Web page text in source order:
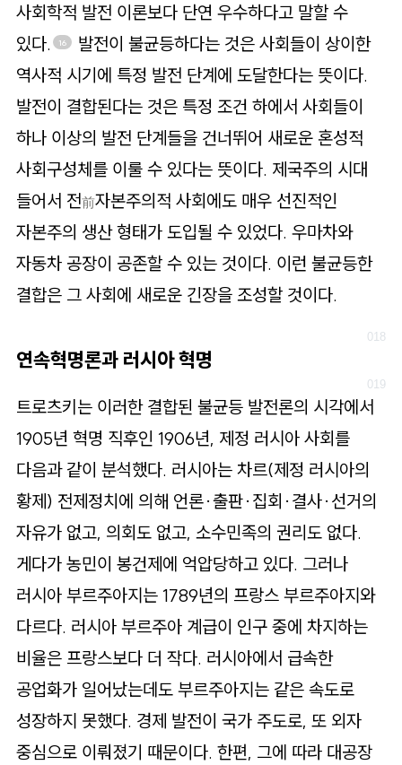
사회학적 발전 이론보다 단연 우수하다고 말할 수
있다.
16
발전이 불균등하다는 것은 사회들이 상이한
역사적 시기에 특정 발전 단계에 도달한다는 뜻이다.
발전이 결합된다는 것은 특정 조건 하에서 사회들이
하나 이상의 발전 단계들을 건너뛰어 새로운 혼성적
사회구성체를 이룰 수 있다는 뜻이다. 제국주의 시대
들어서 전前자본주의적 사회에도 매우 선진적인
자본주의 생산 형태가 도입될 수 있었다. 우마차와
자동차 공장이 공존할 수 있는 것이다. 이런 불균등한
결합은 그 사회에 새로운 긴장을 조성할 것이다.
연속혁명론과 러시아 혁명
트로츠키는 이러한 결합된 불균등 발전론의 시각에서
1905년 혁명 직후인 1906년, 제정 러시아 사회를
다음과 같이 분석했다. 러시아는 차르(제정 러시아의
황제) 전제정치에 의해 언론·출판·집회·결사·선거의
자유가 없고, 의회도 없고, 소수민족의 권리도 없다.
게다가 농민이 봉건제에 억압당하고 있다. 그러나
러시아 부르주아지는 1789년의 프랑스 부르주아지와
다르다. 러시아 부르주아 계급이 인구 중에 차지하는
비율은 프랑스보다 더 작다. 러시아에서 급속한
공업화가 일어났는데도 부르주아지는 같은 속도로
성장하지 못했다. 경제 발전이 국가 주도로, 또 외자
중심으로 이뤄졌기 때문이다. 한편, 그에 따라 대공장